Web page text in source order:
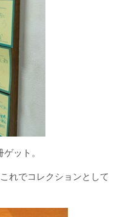
ット。
れでコレクションとして